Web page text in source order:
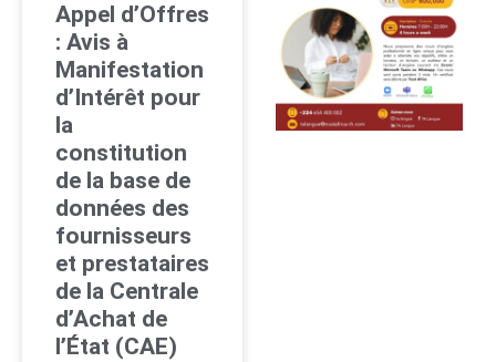
Appel d’Offres
: Avis à
Manifestation
d’Intérêt pour
la
constitution
de la base de
données des
fournisseurs
et prestataires
de la Centrale
d’Achat de
l’État (CAE)